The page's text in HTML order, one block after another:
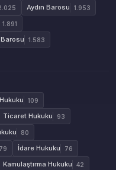
Aydın Barosu 1.953
1.891
1.583
109
Ticaret Hukuku 93
80
79 İdare Hukuku 76
Kamulaştırma Hukuku 42